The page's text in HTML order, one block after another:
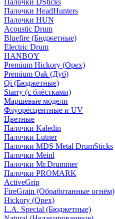
Палочки DSticks
Палочки HeadHunters
Палочки HUN
Acoustic Drum
Bluefire (Бюджетные)
Electric Drum
HANBOY
Premium Hickory (Орех)
Premium Oak (Дуб)
Qi (Бюджетные)
Starry (с блёстками)
Маршевые модели
Флуоресцентные и UV
Цветные
Палочки Kaledin
Палочки Lutner
Палочки MDS Metal DrumSticks
Палочки Meinl
Палочки Mr.Drummer
Палочки PROMARK
ActiveGrip
FireGrain (Обработанные огнём)
Hickory (Орех)
L.A. Special (Бюджетные)